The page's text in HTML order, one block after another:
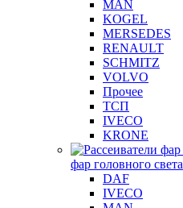
MAN
KOGEL
MERSEDES
RENAULT
SCHMITZ
VOLVO
Прочее
ТСП
IVECO
KRONE
фар головного света
DAF
IVECO